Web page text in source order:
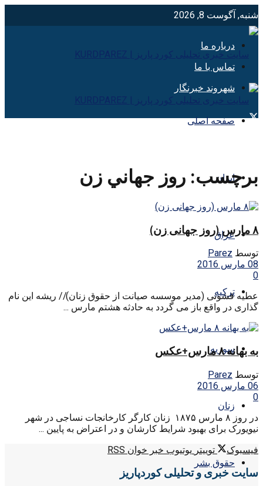
شنبه, آگوست 8, 2026
درباره ما
تماس با ما
شهروند خبرنگار
صفحه اصلی
ایران
عراق
ترکیه
سوریه
زنان
حقوق بشر
برچسب: روز جهاني زن
۸ مارس (روز جهانی زن)
توسط Parez
08 مارس 2016
0
عطیه قشونی (مدیر موسسه صیانت از حقوق زنان)// ریشه این نام
گذاری در واقع باز می گردد به حادثه هشتم مارس ...
به بهانه ۸ مارس+عکس
توسط Parez
06 مارس 2016
0
در روز ۸ مارس ۱۸۷۵ زنان کارگر کارخانجات نساجی در شهر
نیویورک برای بهبود شرایط کارشان و در اعتراض به پایین ...
فیسبوک
توییتر یوتیوب خبر خوان RSS
سایت خبری و تحلیلی کوردپاریز